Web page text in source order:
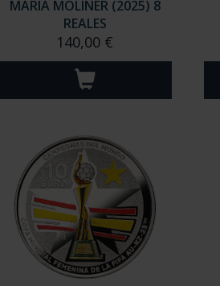
MARIA MOLINER (2025) 8
REALES
140,00 €